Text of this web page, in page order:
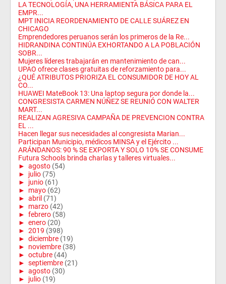
LA TECNOLOGÍA, UNA HERRAMIENTA BÁSICA PARA EL
EMPR...
MPT INICIA REORDENAMIENTO DE CALLE SUÁREZ EN
CHICAGO
Emprendedores peruanos serán los primeros de la Re...
HIDRANDINA CONTINÚA EXHORTANDO A LA POBLACIÓN
SOBR...
Mujeres líderes trabajarán en mantenimiento de can...
UPAO ofrece clases gratuitas de reforzamiento para...
¿QUÉ ATRIBUTOS PRIORIZA EL CONSUMIDOR DE HOY AL
CO...
HUAWEI MateBook 13: Una laptop segura por donde la...
CONGRESISTA CARMEN NÚÑEZ SE REUNIÓ CON WALTER
MART...
REALIZAN AGRESIVA CAMPAÑA DE PREVENCION CONTRA
EL ...
Hacen llegar sus necesidades al congresista Marian...
Participan Municipio, médicos MINSA y el Ejército ...
ARÁNDANOS: 90 % SE EXPORTA Y SOLO 10% SE CONSUME
Futura Schools brinda charlas y talleres virtuales...
► agosto (54)
► julio (75)
► junio (61)
► mayo (62)
► abril (71)
► marzo (42)
► febrero (58)
► enero (20)
► 2019 (398)
► diciembre (19)
► noviembre (38)
► octubre (44)
► septiembre (21)
► agosto (30)
► julio (19)